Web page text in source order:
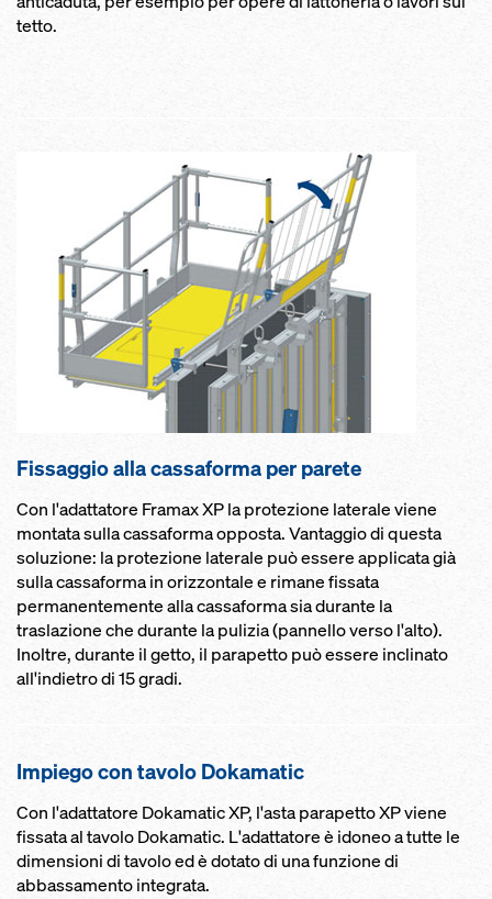
tetto.
Fis­saggio alla cas­saforma per parete
Con l'adattatore Framax XP la protezione laterale viene
montata sulla cassaforma opposta. Vantaggio di questa
soluzione: la protezione laterale può essere applicata già
sulla cassaforma in orizzontale e rimane fissata
permanentemente alla cassaforma sia durante la
traslazione che durante la pulizia (pannello verso l'alto).
Inoltre, durante il getto, il parapetto può essere inclinato
all'indietro di 15 gradi.
Impiego con tavolo Dokamatic
Con l'adattatore Dokamatic XP, l'asta parapetto XP viene
fissata al tavolo Dokamatic. L'adattatore è idoneo a tutte le
dimensioni di tavolo ed è dotato di una funzione di
abbassamento integrata.